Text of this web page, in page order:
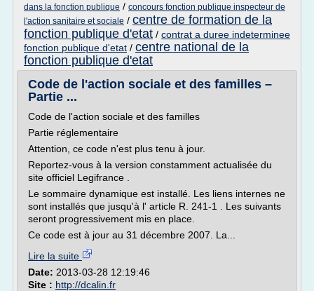
dans la fonction publique / concours fonction publique inspecteur de
l'action sanitaire et sociale / centre de formation de la
fonction publique d'etat / contrat a duree indeterminee
fonction publique d'etat / centre national de la
fonction publique d'etat
Code de l'action sociale et des familles –
Partie ...
Code de l'action sociale et des familles
Partie réglementaire
Attention, ce code n'est plus tenu à jour.
Reportez-vous à la version constamment actualisée du
site officiel Legifrance .
Le sommaire dynamique est installé. Les liens internes ne
sont installés que jusqu'à l' article R. 241-1 . Les suivants
seront progressivement mis en place.
Ce code est à jour au 31 décembre 2007. La...
Lire la suite
Date: 2013-03-28 12:19:46
Site : http://dcalin.fr